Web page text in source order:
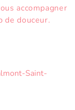
accompagner
de douceur.
Saint-